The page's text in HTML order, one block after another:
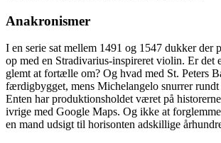
Anakronismer
I en serie sat mellem 1491 og 1547 dukker der
op med en Stradivarius-inspireret violin. Er det
glemt at fortælle om? Og hvad med St. Peters
færdigbygget, mens Michelangelo snurrer
Enten har produktionsholdet været på
ivrige med Google Maps. Og ikke at
en mand udsigt til horisonten adskillige